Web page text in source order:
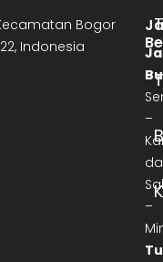
Bogor
Indonesia
–
–